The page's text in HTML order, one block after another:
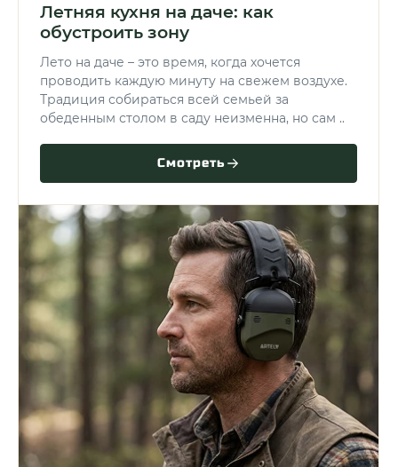
Летняя кухня на даче: как
обустроить зону
Лето на даче – это время, когда хочется
проводить каждую минуту на свежем воздухе.
Традиция собираться всей семьей за
обеденным столом в саду неизменна, но сам ..
Смотреть